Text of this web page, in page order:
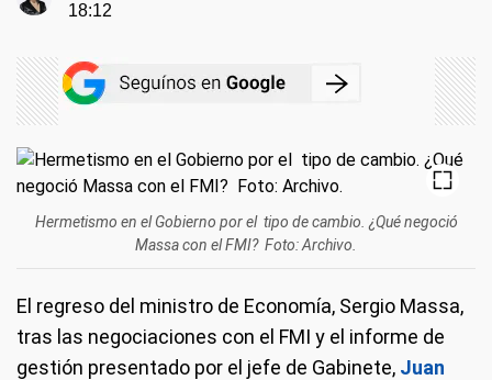
18:12
Hermetismo en el Gobierno por el tipo de cambio. ¿Qué negoció
Massa con el FMI? Foto: Archivo.
El regreso del ministro de Economía, Sergio Massa,
tras las negociaciones con el FMI y el informe de
gestión presentado por el jefe de Gabinete, Juan